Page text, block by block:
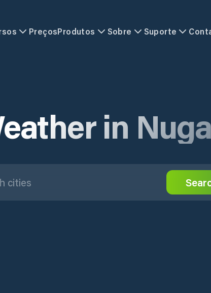
PreçosProdutos Sobre Suporte
in